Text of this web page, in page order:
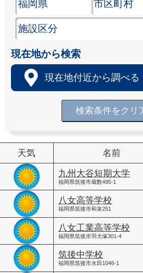
現在地から検索
現在地付近から調べる
検索条件をクリ
天気 名前
九州大谷短期大学
福岡県筑後市蔵数495-1
八女高等学校
福岡県筑後市和泉251
八女工業高等学校
福岡県筑後市羽犬塚301-4
筑後中学校
福岡県筑後市水田1046-1